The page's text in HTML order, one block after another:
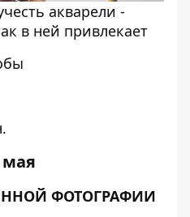
акварели -
в ней привлекает
мая
ФОТОГРАФИИ